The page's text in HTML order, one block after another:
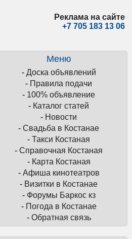
Реклама на сайте
+7 705 183 13 06
Меню
- Доска объявлений
- Правила подачи
- 100% объявление
- Каталог статей
- Новости
- Свадьба в Костанае
- Такси Костаная
- Справочная Костаная
- Карта Костаная
- Афиша кинотеатров
- Визитки в Костанае
- Форумы Баркос кз
- Погода в Костанае
- Обратная связь